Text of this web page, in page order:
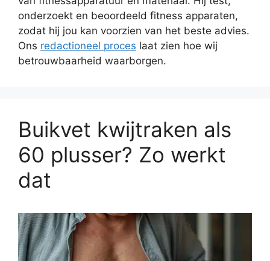
onderzoekt en beoordeeld fitness apparaten,
zodat hij jou kan voorzien van het beste advies.
Ons redactioneel proces laat zien hoe wij
betrouwbaarheid waarborgen.
Buikvet kwijtraken als
60 plusser? Zo werkt
dat